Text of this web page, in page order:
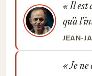
Il est
qu'à
JEAN-
Je ne